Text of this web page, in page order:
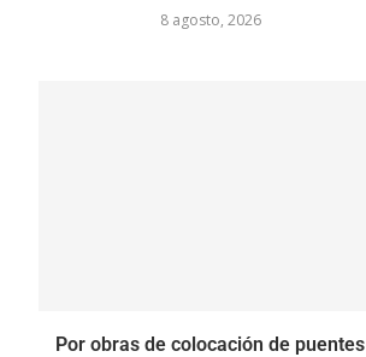
8 agosto, 2026
Por obras de colocación de puentes